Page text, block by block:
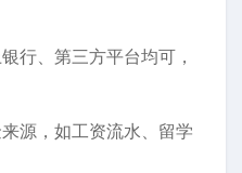
行、第三方平台均可，
源，如工资流水、留学